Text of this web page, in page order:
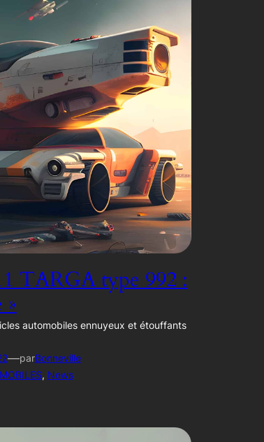
TARGA type 992 :
»
automobiles ennuyeux et étouffants
—parBonneville
, News